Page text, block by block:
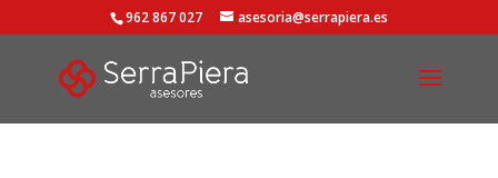
962 867 027 asesoria@serrapiera.es